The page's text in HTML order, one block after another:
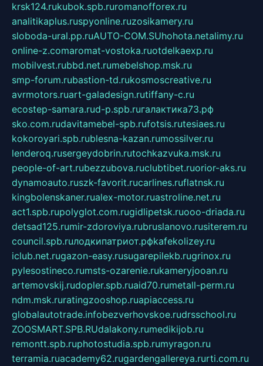
krsk124.rukubok.spb.ruromanofforex.ru
analitikaplus.ruspyonline.ruzosikamery.ru
sloboda-ural.pp.ruAUTO-COM.SUhohota.netalimy.ru
online-z.comaromat-vostoka.ruotdelkaexp.ru
mobilvest.rubbd.net.rumebelshop.msk.ru
smp-forum.rubastion-td.rukosmoscreative.ru
avrmotors.ruart-galadesign.rutiffany-c.ru
ecostep-samara.rud-p.spb.ruгалактика73.рф
sko.com.rudavitamebel-spb.rufotsis.rutesiaes.ru
kokoroyari.spb.rublesna-kazan.rumossilver.ru
lenderoq.rusergeydobrin.rutochkazvuka.msk.ru
people-of-art.rubezzubova.ruclubtibet.ruorior-aks.ru
dynamoauto.ruszk-favorit.rucarlines.ruflatnsk.ru
kingbolenskaner.rualex-motor.ruastroline.net.ru
act1.spb.rupolyglot.com.rugidlipetsk.ruooo-driada.ru
detsad125.rumir-zdoroviya.rubruslanovo.rusiterem.ru
council.spb.ruлодкипатриот.рфkafekolizey.ru
iclub.net.rugazon-easy.rusugarepilekb.rugrinox.ru
pylesostineco.rumsts-ozarenie.rukameryjooan.ru
artemovskij.rudopler.spb.ruaid70.rumetall-perm.ru
ndm.msk.ruratingzooshop.ruapiaccess.ru
globalautotrade.infobezverhovskoe.rudrsschool.ru
ZOOSMART.SPB.RUdalakony.rumedikijob.ru
remontt.spb.ruphotostudia.spb.rumyragon.ru
terramia.ruacademy62.rugardengallereya.rurti.com.ru